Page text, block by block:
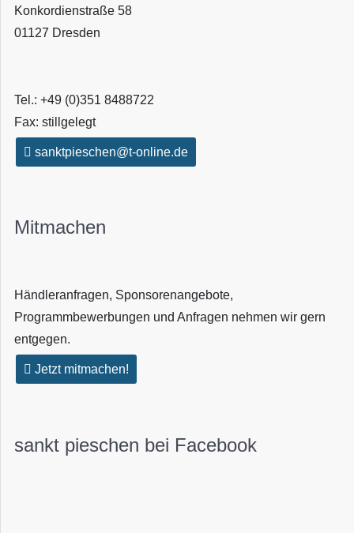
Konkordienstraße 58
01127 Dresden
Tel.: +49 (0)351 8488722
Fax: stillgelegt
sanktpieschen@t-online.de
Mitmachen
Händleranfragen, Sponsorenangebote,
Programmbewerbungen und Anfragen nehmen wir gern
entgegen.
Jetzt mitmachen!
sankt pieschen bei Facebook